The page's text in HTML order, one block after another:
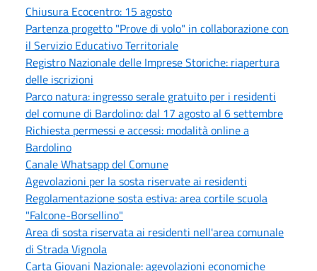
Chiusura Ecocentro: 15 agosto
Partenza progetto "Prove di volo" in collaborazione con
il Servizio Educativo Territoriale
Registro Nazionale delle Imprese Storiche: riapertura
delle iscrizioni
Parco natura: ingresso serale gratuito per i residenti
del comune di Bardolino: dal 17 agosto al 6 settembre
Richiesta permessi e accessi: modalità online a
Bardolino
Canale Whatsapp del Comune
Agevolazioni per la sosta riservate ai residenti
Regolamentazione sosta estiva: area cortile scuola
"Falcone-Borsellino"
Area di sosta riservata ai residenti nell'area comunale
di Strada Vignola
Carta Giovani Nazionale: agevolazioni economiche